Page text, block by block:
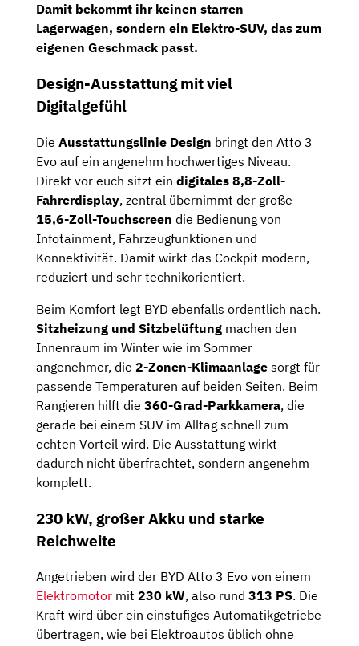
Damit bekommt ihr keinen starren
Lagerwagen, sondern ein Elektro-SUV, das zum
eigenen Geschmack passt.
Design-Ausstattung mit viel
Digitalgefühl
Die Ausstattungslinie Design bringt den Atto 3
Evo auf ein angenehm hochwertiges Niveau.
Direkt vor euch sitzt ein digitales 8,8-Zoll-
Fahrerdisplay, zentral übernimmt der große
15,6-Zoll-Touchscreen die Bedienung von
Infotainment, Fahrzeugfunktionen und
Konnektivität. Damit wirkt das Cockpit modern,
reduziert und sehr technikorientiert.
Beim Komfort legt BYD ebenfalls ordentlich nach.
Sitzheizung und Sitzbelüftung machen den
Innenraum im Winter wie im Sommer
angenehmer, die 2-Zonen-Klimaanlage sorgt für
passende Temperaturen auf beiden Seiten. Beim
Rangieren hilft die 360-Grad-Parkkamera, die
gerade bei einem SUV im Alltag schnell zum
echten Vorteil wird. Die Ausstattung wirkt
dadurch nicht überfrachtet, sondern angenehm
komplett.
230 kW, großer Akku und starke
Reichweite
Angetrieben wird der BYD Atto 3 Evo von einem
Elektromotor mit 230 kW, also rund 313 PS. Die
Kraft wird über ein einstufiges Automatikgetriebe
übertragen, wie bei Elektroautos üblich ohne